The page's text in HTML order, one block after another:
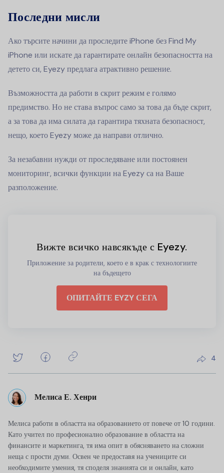
Последни мисли
Ако търсите начини да проследите iPhone без Find My
iPhone или искате да гарантирате онлайн безопасността на
детето си, Eyezy предлага атрактивно решение.
Възможността да работи в скрит режим е голямо
предимство. Но не става въпрос само за това да бъде скрит,
а за това да има силата да гарантира тяхната безопасност,
нещо, което Eyezy може да направи отлично.
За незабавни нужди от проследяване или постоянен
мониторинг, всички функции на Eyezy са на Ваше
разположение.
Вижте всичко навсякъде с Eyezy.
Приложение за родители, което е в крак с технологиите
на бъдещето
ОПИТАЙТЕ EYZY СЕГА
4
Мелиса Е. Хенри
Мелиса работи в областта на образованието от повече от 10 години.
Като учител по професионално образование в областта на
финансите и маркетинга, тя има опит в обясняването на сложни
неща с прости думи. Освен че предоставя на учениците си
необходимите умения, тя споделя знанията си и онлайн, като